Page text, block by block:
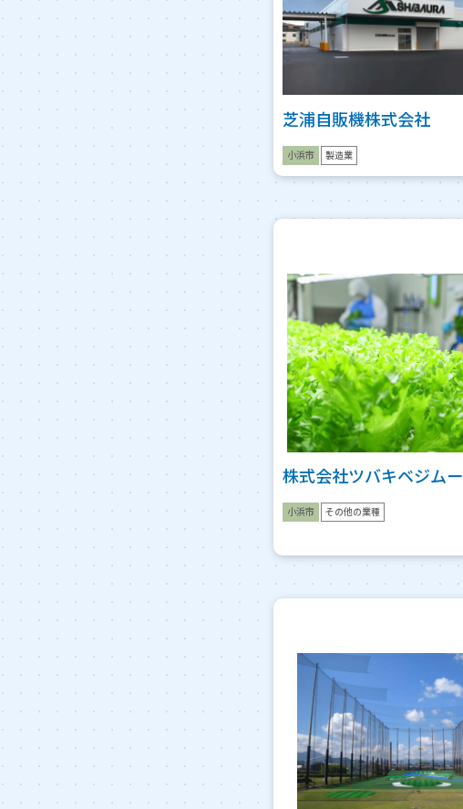
芝浦自販機株式会社
小浜市 製造業
株式会社ツバキベジム
小浜市 その他の業種